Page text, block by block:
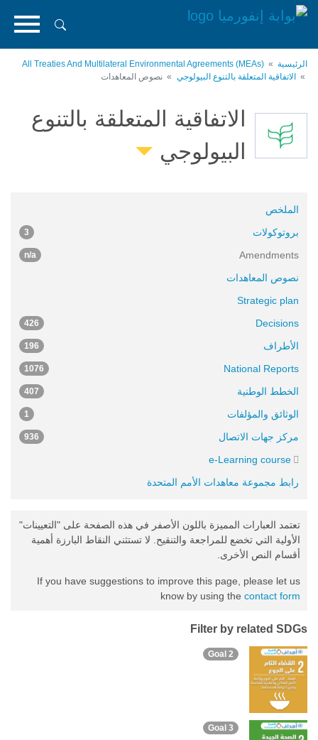
تجاوز
الرئيسي
الرئيسية
All Treaties And Multilateral Environmental Agreements (MEAs)
الاتفاقية المتعلقة بالتنوع البيولوجي
نصوص المعاهدات
الاتفاقية المتعلقة بالتنوع
البيولوجي
الملخص
بروتوكولات
3
Amendments
n/a
نصوص المعاهدات
Strategic plan
Decisions
426
الأطراف 196
National Reports
1076
الخطط الوطنية 407
الوثائق والمؤلفات 1
مركز جهات الاتصال 936
e-Learning course
رابط مجموعة معاهدات الأمم المتحدة
تعتمد العبارات المميزة باللون الأصفر في هذه الصفحة على "التعيينات"
الأولية التي تخضع للمراجعة والتنقيح. لا تستثني النقاط البارزة أهمية
أقسام النص الأخرى.
If you have suggestions to improve this page, please let us
know by using the contact form
Filter by related SDGs
Goal 2
Goal 3